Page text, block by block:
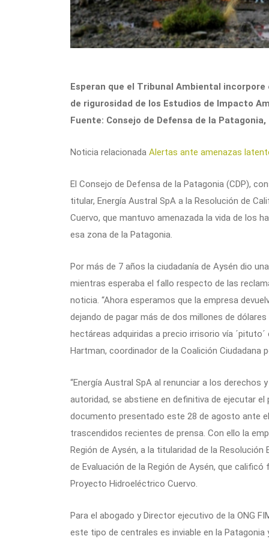
Esperan que el Tribunal Ambiental
de rigurosidad de los Estudios de Impacto
Fuente: Consejo de Defensa de la
Noticia relacionada Alertas ante amenazas
El Consejo de Defensa de la Patagonia (CDP),
titular, Energía Austral SpA a la Resolución de
Cuervo, que mantuvo amenazada la vida de los
esa zona de la Patagonia.
Por más de 7 años la ciudadanía de Aysén dio
mientras esperaba el fallo respecto de las
noticia. “Ahora esperamos que la empresa
dejando de pagar más de dos millones de
hectáreas adquiridas a precio irrisorio vía
Hartman, coordinador de la Coalición Ciudadana
“Energía Austral SpA al renunciar a los
autoridad, se abstiene en definitiva de ejecutar
documento presentado este 28 de agosto ante
trascendidos recientes de prensa. Con ello la
Región de Aysén, a la titularidad de la
de Evaluación de la Región de Aysén, que
Proyecto Hidroeléctrico Cuervo.
Para el abogado y Director ejecutivo de la ONG
este tipo de centrales es inviable en la